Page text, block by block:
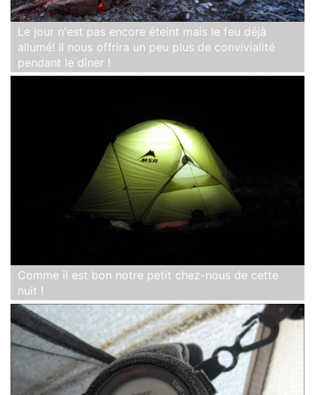
Le jour n'est pas encore éteint mais le feu déjà
allumé! Il nous offrira un peu plus de convivialité
pendant le dîner !
Comme il est bon notre petit chez-nous de cette
nuit !